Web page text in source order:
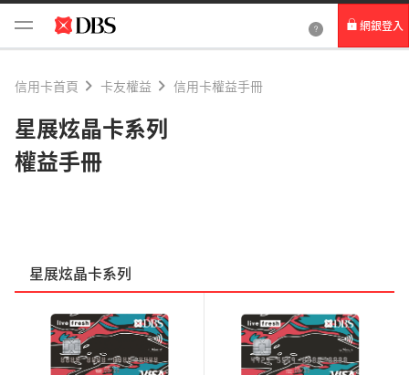
網銀登入
信用卡首頁 卡友權益 信用卡權益手冊
星展炫晶卡系列
權益手冊
星展炫晶卡系列